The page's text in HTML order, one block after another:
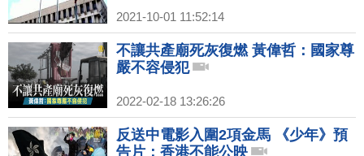
2021-10-01 11:52:14
不讓共產廟死灰復燃 黃偉哲：國家尊
嚴不容侵犯
2022-02-18 13:26:26
反送中電影入圍2項金馬 《少年》預
告片：香港不能公映